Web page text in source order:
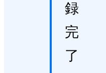
録
完
了